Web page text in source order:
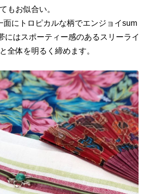
もお似合い。
面にトロピカルな柄でエンジョイsum
にはスポーティー感のあるスリーライ
全体を明るく締めます。